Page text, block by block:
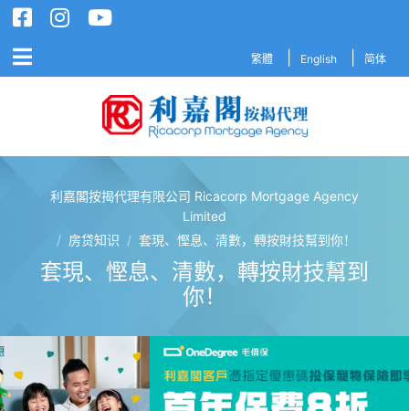
繁體 English 简体
利嘉閣按揭代理有限公司 Ricacorp Mortgage Agency
Limited
/ 房贷知识 / 套現、慳息、清數，轉按財技幫到你！
套現、慳息、清數，轉按財技幫到
你！